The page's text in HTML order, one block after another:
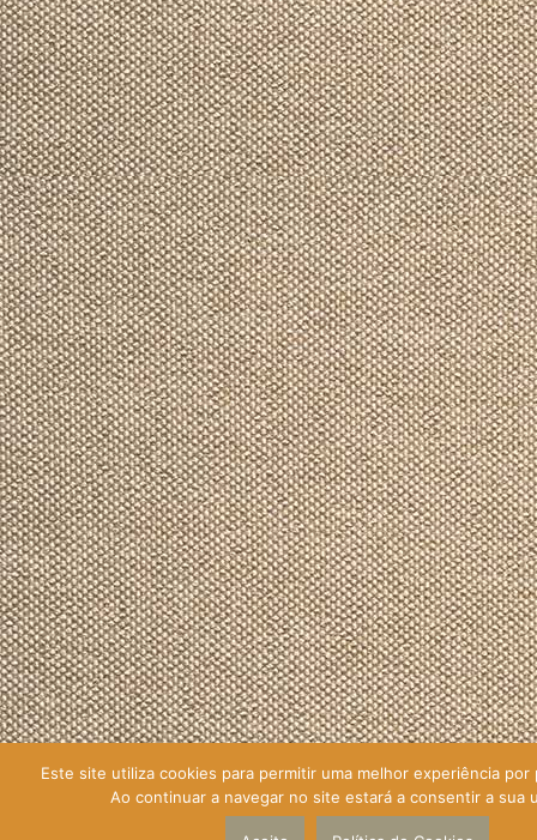
Este site utiliza cookies para permitir uma melhor experiência por
Ao continuar a navegar no site estará a consentir a sua